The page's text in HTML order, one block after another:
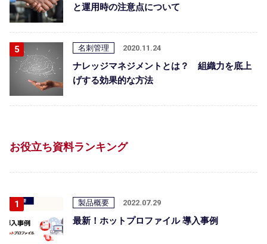
と運用時の注意点について
名刺管理 2020.11.24
ナレッジマネジメントとは？ 組織力を底上
げする効果的な方法
お役立ち資料ランキング
製品概要 2022.07.29
最新！ホットプロファイル 導入事例